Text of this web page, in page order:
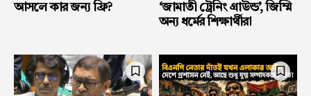
আসলে কার জন্য ফ্রি?
‘জামাতী ট্রেনিং গ্রাউন্ড’, জিম্মি
অন্য ধর্মের শিক্ষার্থীরা